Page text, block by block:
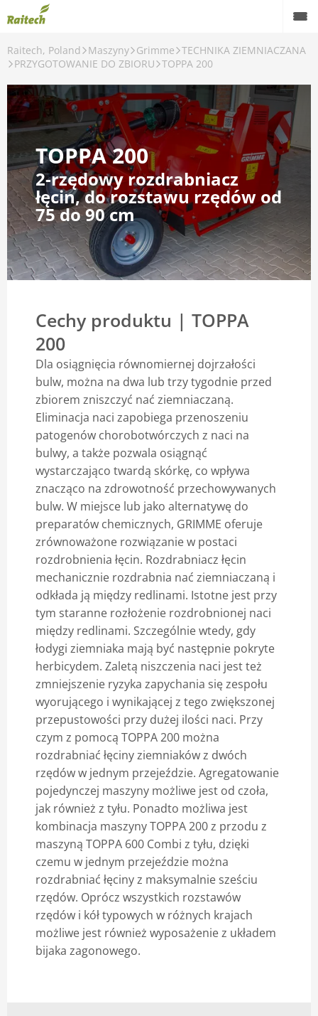
Raitech, Poland Maszyny Grimme TECHNIKA ZIEMNIACZANA
PRZYGOTOWANIE DO ZBIORU TOPPA 200
TOPPA 200
2-rzędowy rozdrabniacz
łęcin, do rozstawu rzędów od
75 do 90 cm
Cechy produktu | TOPPA
200
Dla osiągnięcia równomiernej dojrzałości
bulw, można na dwa lub trzy tygodnie przed
zbiorem zniszczyć nać ziemniaczaną.
Eliminacja naci zapobiega przenoszeniu
patogenów chorobotwórczych z naci na
bulwy, a także pozwala osiągnąć
wystarczająco twardą skórkę, co wpływa
znacząco na zdrowotność przechowywanych
bulw. W miejsce lub jako alternatywę do
preparatów chemicznych, GRIMME oferuje
zrównoważone rozwiązanie w postaci
rozdrobnienia łęcin. Rozdrabniacz łęcin
mechanicznie rozdrabnia nać ziemniaczaną i
odkłada ją między redlinami. Istotne jest przy
tym staranne rozłożenie rozdrobnionej naci
między redlinami. Szczególnie wtedy, gdy
łodygi ziemniaka mają być następnie pokryte
herbicydem. Zaletą niszczenia naci jest też
zmniejszenie ryzyka zapychania się zespołu
wyorującego i wynikającej z tego zwiększonej
przepustowości przy dużej ilości naci. Przy
czym z pomocą TOPPA 200 można
rozdrabniać łęciny ziemniaków z dwóch
rzędów w jednym przejeździe. Agregatowanie
pojedynczej maszyny możliwe jest od czoła,
jak również z tyłu. Ponadto możliwa jest
kombinacja maszyny TOPPA 200 z przodu z
maszyną TOPPA 600 Combi z tyłu, dzięki
czemu w jednym przejeździe można
rozdrabniać łęciny z maksymalnie sześciu
rzędów. Oprócz wszystkich rozstawów
rzędów i kół typowych w różnych krajach
możliwe jest również wyposażenie z układem
bijaka zagonowego.
Maszyny
Maszyny używane
Części zamienne
Serwis
Rolnictwo precyzyjne
Finansowanie
Kariera
O nas
Blog